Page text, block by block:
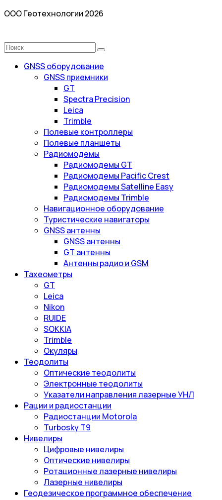
ООО Геотехнологии 2026
GNSS оборудование
GNSS приемники
GT
Spectra Precision
Leica
Trimble
Полевые контроллеры
Полевые планшеты
Радиомодемы
Радиомодемы GT
Радиомодемы Pacific Crest
Радиомодемы Satelline Easy
Радиомодемы Trimble
Навигационное оборудование
Туристические навигаторы
GNSS антенны
GNSS антенны
GT антенны
Антенны радио и GSM
Тахеометры
GT
Leica
Nikon
RUIDE
SOKKIA
Trimble
Окуляры
Теодолиты
Оптические теодолиты
Электронные теодолиты
Указатели направления лазерные УНЛ
Рации и радиостанции
Радиостанции Motorola
Turbosky T9
Нивелиры
Цифровые нивелиры
Оптические нивелиры
Ротационные лазерные нивелиры
Лазерные нивелиры
Геодезическое программное обеспечение